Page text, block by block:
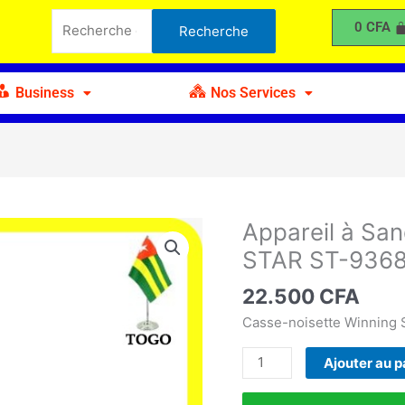
pour :
Recherche 0 CFA
Business Nos Services
Appareil à
STAR ST-
22.500 CFA
Casse-noisette Winning
quantité
de
Appareil
à
Sandwichs
WINNING
STAR
Ajouter au
WINNING
STAR
ST-